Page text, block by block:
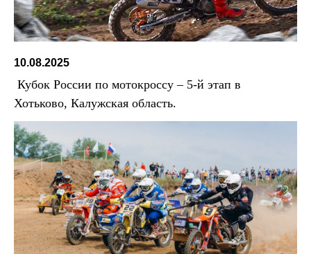
10.08.2025
Кубок России по мотокроссу – 5-й этап в
Хотьково, Калужская область.